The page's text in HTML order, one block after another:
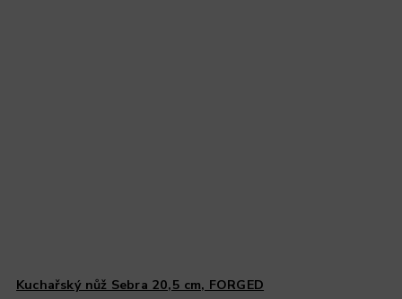
Kuchařský nůž Sebra 20,5 cm, FORGED